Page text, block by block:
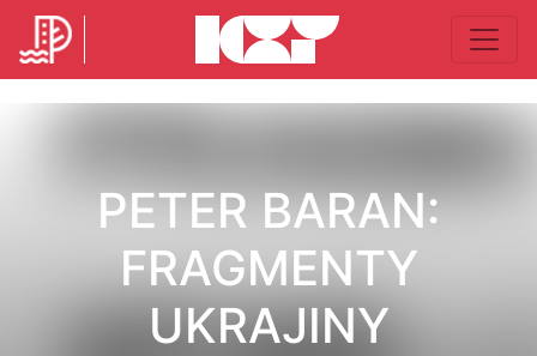
PETER BARAN:
FRAGMENTY
UKRAJINY